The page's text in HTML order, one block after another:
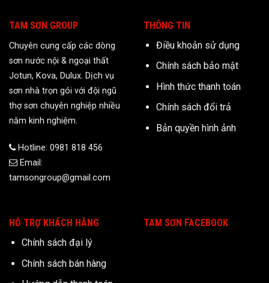
TAM SƠN GROUP
Chuyên cung cấp các dòng
sơn nước nội & ngoại thất
Jotun, Kova, Dulux. Dịch vụ
sơn nhà trọn gói với đội ngũ
thợ sơn chuyên nghiệp nhiều
năm kinh nghiệm.
Hotline: 0981 818 456
Email:
tamsongroup@gmail.com
THÔNG TIN
Điều khoản sử dụng
Chính sách bảo mật
Hình thức thanh toán
Chính sách đổi trả
Bản quyền hình ảnh
HỖ TRỢ KHÁCH HÀNG
Chính sách đại lý
Chính sách bán hàng
TAM SƠN FACEBOOK